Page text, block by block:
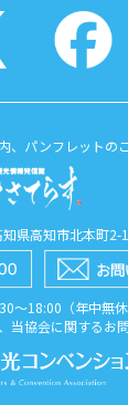
、パンフレットの
県高知市北本町2-
〜18:00（年中無休
当協会に関するお